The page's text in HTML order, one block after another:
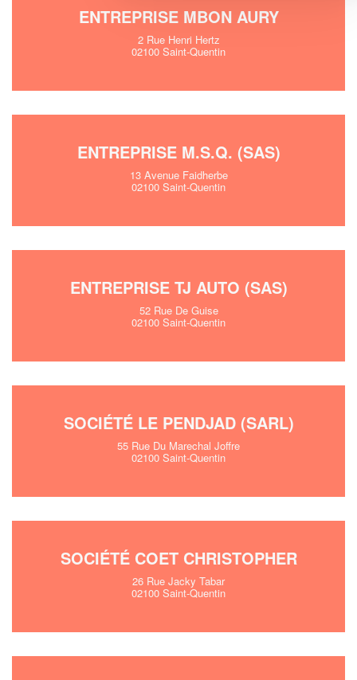
ENTREPRISE MBON AURY
2 Rue Henri Hertz
02100 Saint-Quentin
ENTREPRISE M.S.Q. (SAS)
13 Avenue Faidherbe
02100 Saint-Quentin
ENTREPRISE TJ AUTO (SAS)
52 Rue De Guise
02100 Saint-Quentin
SOCIÉTÉ LE PENDJAD (SARL)
55 Rue Du Marechal Joffre
02100 Saint-Quentin
SOCIÉTÉ COET CHRISTOPHER
26 Rue Jacky Tabar
02100 Saint-Quentin